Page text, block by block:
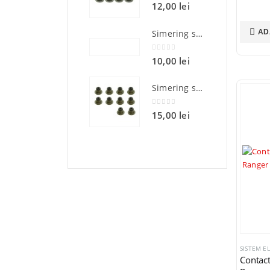
SISTEM
0 din 5
12,00 lei
Simering supapa Can-Am Outlander Renegade Commander Defender Bronco AT-09698 OEM 420230515
0 din 5
10,00 lei
Simering supapa Polaris Sportsman Ranger RZR 600 700 800 Bronco AT-09696 OEM 5411895
0 din 5
15,00 lei